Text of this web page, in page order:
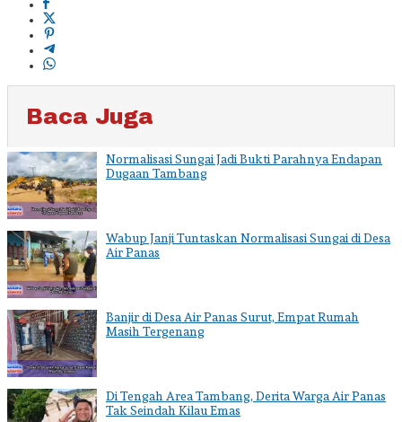
Baca Juga
Normalisasi Sungai Jadi Bukti Parahnya Endapan
Dugaan Tambang
Wabup Janji Tuntaskan Normalisasi Sungai di Desa
Air Panas
Banjir di Desa Air Panas Surut, Empat Rumah
Masih Tergenang
Di Tengah Area Tambang, Derita Warga Air Panas
Tak Seindah Kilau Emas